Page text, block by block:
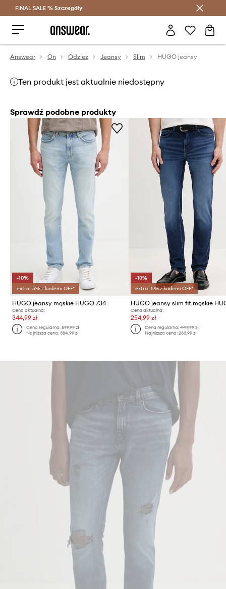
Oszczędzaj z Answear Club >
FINAL SALE % Szczegóły
Answear On Odzież Jeansy Slim HUGO jeansy
Ten produkt jest aktualnie niedostępny
Sprawdź podobne produkty
-10%
extra -5% z kodem: OFF*
HUGO jeansy męskie HUGO 734
Cena aktualna:
344,99 zł
Cena regularna:599,99 zł
Najniższa cena:384,99 zł
-10%
extra -5% z kodem: OFF*
Cena aktualna:
254,99 zł
Cena regularna: 449,99 zł
Najniższa cena: 283,99 zł